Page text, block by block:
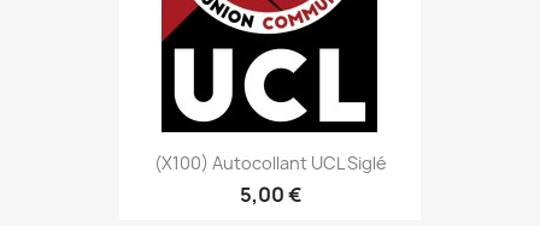
(x100) Autocollant UCL Siglé
5,00 €